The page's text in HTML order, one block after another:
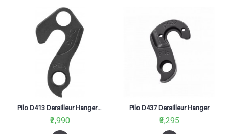
Pilo D413 Derailleur Hanger For Betta, Boardman, Corratec, Lapierre, Megamo, Ridley, Stevens Black
₹2,990
Pilo D437 Derailleur Hanger
₹3,295